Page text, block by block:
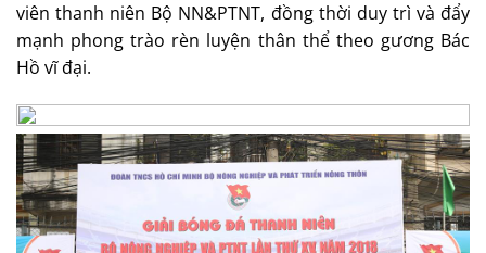
viên thanh niên Bộ NN&PTNT, đồng thời duy trì và đẩy
mạnh phong trào rèn luyện thân thể theo gương Bác
Hồ vĩ đại.